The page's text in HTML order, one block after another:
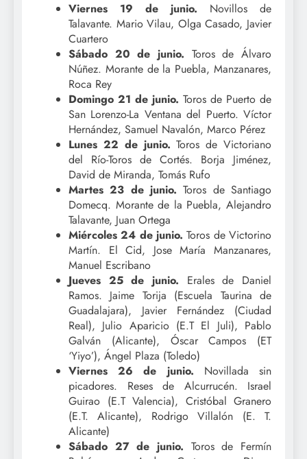
Viernes 19 de junio. Novillos de
Talavante. Mario Vilau, Olga Casado, Javier
Cuartero
Sábado 20 de junio. Toros de Álvaro
Núñez. Morante de la Puebla, Manzanares,
Roca Rey
Domingo 21 de junio. Toros de Puerto de
San Lorenzo-La Ventana del Puerto. Víctor
Hernández, Samuel Navalón, Marco Pérez
Lunes 22 de junio. Toros de Victoriano
del Río-Toros de Cortés. Borja Jiménez,
David de Miranda, Tomás Rufo
Martes 23 de junio.Toros de Santiago
Domecq. Morante de la Puebla, Alejandro
Talavante, Juan Ortega
Miércoles 24 de junio.Toros de Victorino
Martín. El Cid, Jose María Manzanares,
Manuel Escribano
Jueves 25 de junio. Erales de Daniel
Ramos. Jaime Torija (Escuela Taurina de
Guadalajara), Javier Fernández (Ciudad
Real), Julio Aparicio (E.T El Juli), Pablo
Galván (Alicante), Óscar Campos (ET
‘Yiyo’), Ángel Plaza (Toledo)
Viernes 26 de junio. Novillada sin
picadores. Reses de Alcurrucén. Israel
Guirao (E.T Valencia), Cristóbal Granero
(E.T. Alicante), Rodrigo Villalón (E. T.
Alicante)
Sábado 27 de junio. Toros de Fermín